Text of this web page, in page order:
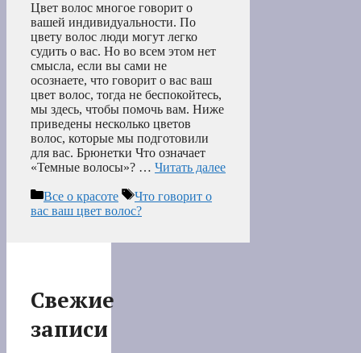
Цвет волос многое говорит о
вашей индивидуальности. По
цвету волос люди могут легко
судить о вас. Но во всем этом нет
смысла, если вы сами не
осознаете, что говорит о вас ваш
цвет волос, тогда не беспокойтесь,
мы здесь, чтобы помочь вам. Ниже
приведены несколько цветов
волос, которые мы подготовили
для вас. Брюнетки Что означает
«Темные волосы»? … Читать далее
Рубрики
Все о красоте Метки
Что говорит о
вас ваш цвет волос?
Свежие
записи